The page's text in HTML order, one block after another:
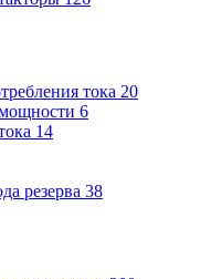
тока 20
6
14
резерва 38